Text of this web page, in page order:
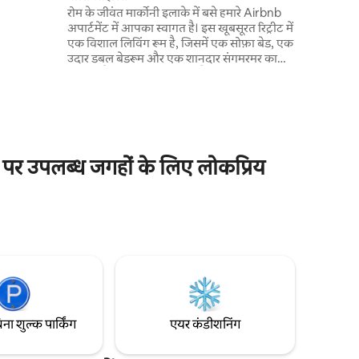
रोम के जीवंत मार्कोनी इलाके में बसे हमारे Airbnb
अपार्टमेंट में आपका स्वागत है। इस खूबसूरत रिट्रीट में
एक विशाल लिविंग रूम है, जिसमें एक सोफ़ा बेड, एक
उदार डबल बेडरूम और एक शानदार संगमरमर का
डूबने के लिए एक आदर्श जगह!
उपलब्ध जगहों के लिए लोकप्रिय
शुल्क पार्किंग एयर कंडीशनिंग